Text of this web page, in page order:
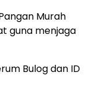
Murah
guna menjaga
Bulog dan ID